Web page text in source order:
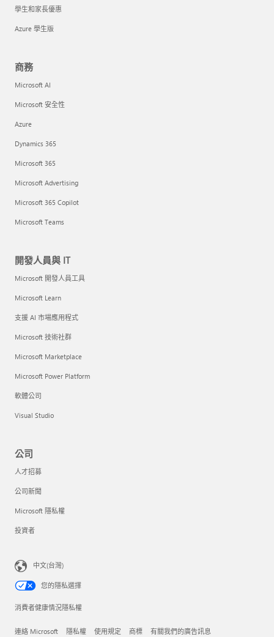
學生和家長優惠
Azure 學生版
商務
Microsoft AI
Microsoft 安全性
Azure
Dynamics 365
Microsoft 365
Microsoft Advertising
Microsoft 365 Copilot
Microsoft Teams
開發人員與 IT
Microsoft 開發人員工具
Microsoft Learn
支援 AI 市場應用程式
Microsoft 技術社群
Microsoft Marketplace
Microsoft Power Platform
軟體公司
Visual Studio
公司
人才招募
公司新聞
Microsoft 隱私權
投資者
中文(台灣)
您的隱私選擇
消費者健康情況隱私權
連絡 Microsoft 隱私權 使用規定 商標 有關我們的廣告訊息